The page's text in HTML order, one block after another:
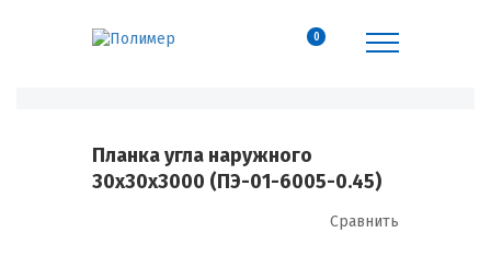
0
Планка угла наружного
30х30х3000 (ПЭ-01-6005-0.45)
Сравнить